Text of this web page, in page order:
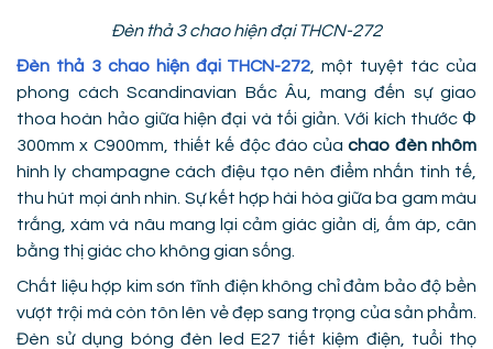
Đèn thả 3 chao hiện đại THCN-272
Đèn thả 3 chao hiện đại THCN-272 , một tuyệt tác của
phong cách Scandinavian Bắc Âu, mang đến sự giao
thoa hoàn hảo giữa hiện đại và tối giản. Với kích thước Φ
300mm x C900mm, thiết kế độc đáo củachao đèn nhôm
hình ly champagne cách điệu tạo nên điểm nhấn tinh tế,
thu hút mọi ánh nhìn. Sự kết hợp hài hòa giữa ba gam màu
trắng, xám và nâu mang lại cảm giác giản dị, ấm áp, cân
bằng thị giác cho không gian sống.
Chất liệu hợp kim sơn tĩnh điện không chỉ đảm bảo độ bền
vượt trội mà còn tôn lên vẻ đẹp sang trọng của sản phẩm.
Đèn sử dụng bóng đèn led E27 tiết kiệm điện, tuổi thọ